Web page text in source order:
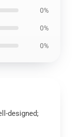
0%
0%
0%
designed;